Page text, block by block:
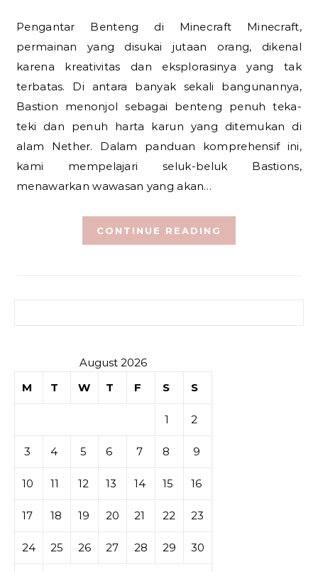
Pengantar Benteng di Minecraft Minecraft,
permainan yang disukai jutaan orang, dikenal
karena kreativitas dan eksplorasinya yang tak
terbatas. Di antara banyak sekali bangunannya,
Bastion menonjol sebagai benteng penuh teka-
teki dan penuh harta karun yang ditemukan di
alam Nether. Dalam panduan komprehensif ini,
kami mempelajari seluk-beluk Bastions,
menawarkan wawasan yang akan…
CONTINUE READING
August 2026
M
T W T F S S
1 2
3 4 5 6 7 8 9
10 11 12 13 14 15 16
17 18 19 20 21 22 23
24 25 26 27 28 29 30